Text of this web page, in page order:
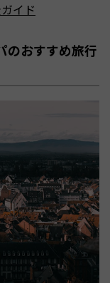
イド
のおすすめ旅行